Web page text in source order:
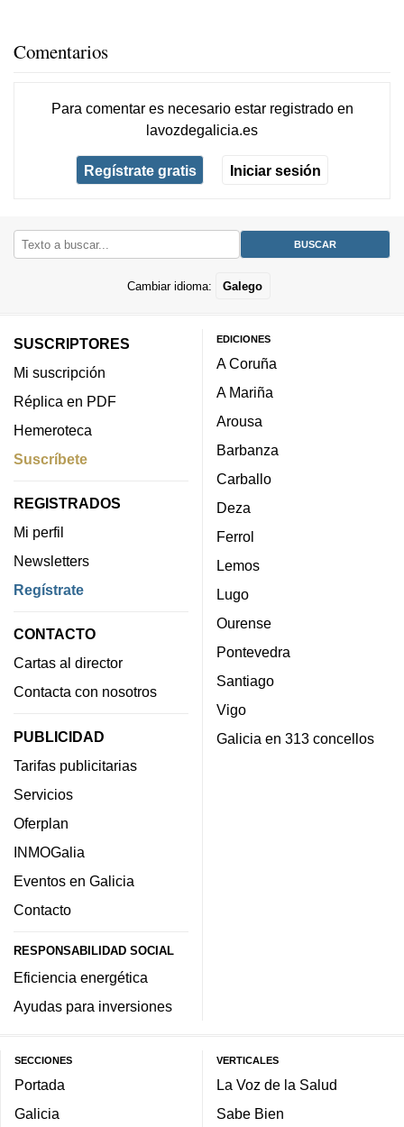
Comentarios
Para comentar es necesario estar registradoen
lavozdegalicia.es
Regístrate gratis Iniciar sesión
Cambiar idioma: Galego
SUSCRIPTORES
Mi suscripción
Réplica en PDF
Hemeroteca
Suscríbete
REGISTRADOS
Mi perfil
Newsletters
Regístrate
CONTACTO
Cartas al director
Contacta con nosotros
PUBLICIDAD
Tarifas publicitarias
Servicios
Oferplan
INMOGalia
Eventos en Galicia
Contacto
RESPONSABILIDAD SOCIAL
Eficiencia energética
Ayudas para inversiones
EDICIONES
A Coruña
A Mariña
Arousa
Barbanza
Carballo
Deza
Ferrol
Lemos
Lugo
Ourense
Pontevedra
Santiago
Vigo
Galicia en 313 concellos
SECCIONES
Portada
Galicia
VERTICALES
La Voz de la Salud
Sabe Bien